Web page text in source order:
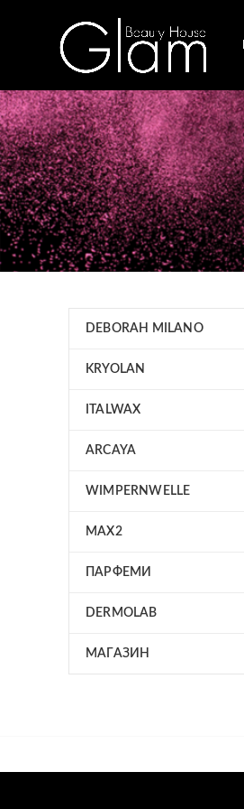
DEBORAH MILANO
KRYOLAN
ITALWAX
ARCAYA
WIMPERNWELLE
MAX2
ПАРФЕМИ
DERMOLAB
МАГАЗИН